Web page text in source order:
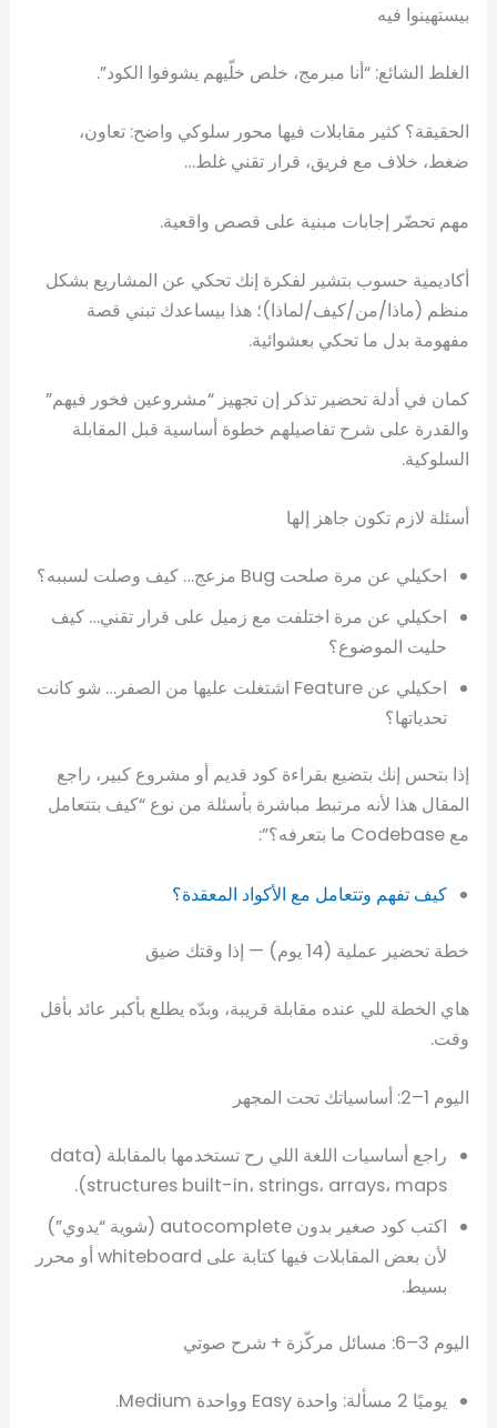
بيستهينوا فيه
الغلط الشائع: “أنا مبرمج، خلص خلّيهم يشوفوا الكود”.
الحقيقة؟ كثير مقابلات فيها محور سلوكي واضح: تعاون،
ضغط، خلاف مع فريق، قرار تقني غلط…
مهم تحضّر إجابات مبنية على قصص واقعية.
أكاديمية حسوب بتشير لفكرة إنك تحكي عن المشاريع بشكل
منظم (ماذا/من/كيف/لماذا)؛ هذا بيساعدك تبني قصة
مفهومة بدل ما تحكي بعشوائية.
كمان في أدلة تحضير تذكر إن تجهيز “مشروعين فخور فيهم”
والقدرة على شرح تفاصيلهم خطوة أساسية قبل المقابلة
السلوكية.
أسئلة لازم تكون جاهز إلها
احكيلي عن مرة صلحت Bug مزعج… كيف وصلت لسببه؟
احكيلي عن مرة اختلفت مع زميل على قرار تقني… كيف
حليت الموضوع؟
احكيلي عن Feature اشتغلت عليها من الصفر… شو كانت
تحدياتها؟
إذا بتحس إنك بتضيع بقراءة كود قديم أو مشروع كبير، راجع
المقال هذا لأنه مرتبط مباشرة بأسئلة من نوع “كيف بتتعامل
مع Codebase ما بتعرفه؟”:
كيف تفهم وتتعامل مع الأكواد المعقدة؟
خطة تحضير عملية (14 يوم) — إذا وقتك ضيق
هاي الخطة للي عنده مقابلة قريبة، وبدّه يطلع بأكبر عائد بأقل
وقت.
اليوم 1–2: أساسياتك تحت المجهر
راجع أساسيات اللغة اللي رح تستخدمها بالمقابلة (data
structures built-in، strings، arrays، maps).
اكتب كود صغير بدون autocomplete (شوية “يدوي”)
لأن بعض المقابلات فيها كتابة على whiteboard أو محرر
بسيط.
اليوم 3–6: مسائل مركّزة + شرح صوتي
يوميًا 2 مسألة: واحدة Easy وواحدة Medium.